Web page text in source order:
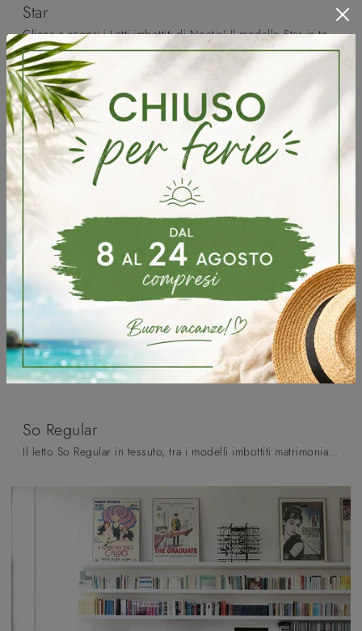
Star
Clicca e scopri i Letti imbottiti di Noctis! Il modello Star in tessuto ti aspetta nelle versioni matrimoniali.
So Regular
Il letto So Regular in tessuto, tra i modelli imbottiti matrimoniali moderni di Noctis, è pensato per assicurarti il riposo migliore.